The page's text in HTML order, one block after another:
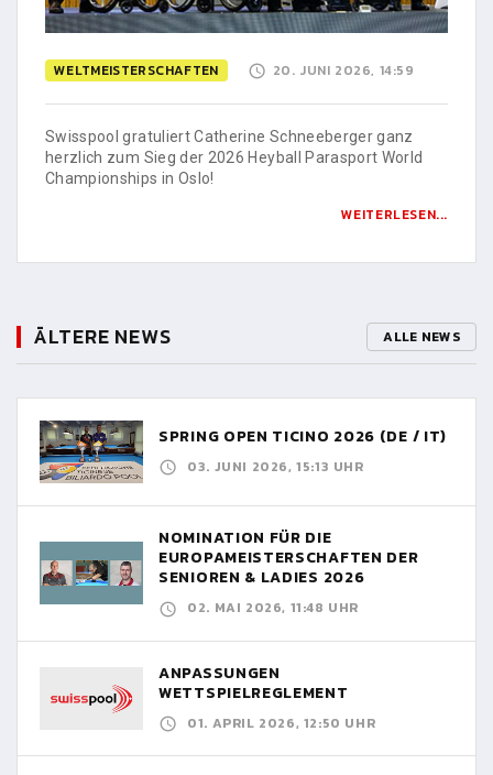
WELTMEISTERSCHAFTEN 20. JUNI 2026, 14:59
Swisspool gratuliert Catherine Schneeberger ganz
herzlich zum Sieg der 2026 Heyball Parasport World
Championships in Oslo!
WEITERLESEN...
ÄLTERE NEWS ALLE NEWS
SPRING OPEN TICINO 2026 (DE / IT)
03. JUNI 2026, 15:13 UHR
NOMINATION FÜR DIE
EUROPAMEISTERSCHAFTEN DER
SENIOREN & LADIES 2026
02. MAI 2026, 11:48 UHR
ANPASSUNGEN
WETTSPIELREGLEMENT
01. APRIL 2026, 12:50 UHR